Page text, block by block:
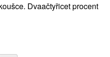
Dvaačtyřicet procent